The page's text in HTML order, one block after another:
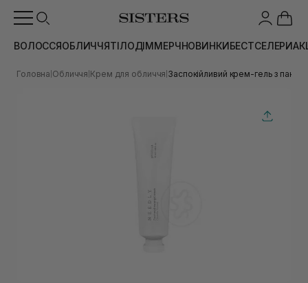
ВОЛОССЯОБЛИЧЧЯТІЛОДІММЕРЧНОВИНКИБЕСТСЕЛЕРИ
Головна Обличчя Крем для обличчя Заспокійливий крем-гель з